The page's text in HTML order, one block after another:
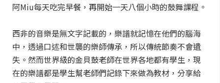
阿Miu每天吃完早餐，再開始一天八個小時的鼓舞課程。
西非的音樂是無文字記載的，樂譜就記憶在他們的腦海
中，透過口述和世襲的樂師傳承，所以傳統節奏不會遺
失。然而世界級的金貝鼓老師在世界各地都有學生，現
在的樂譜都是學生幫老師們記錄下來做為教材，分享給